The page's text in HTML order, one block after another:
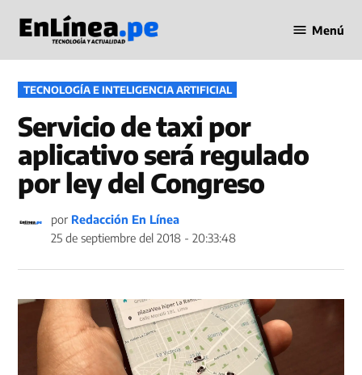
contenido
en Línea
Menú
PUBLICADO
EN
TECNOLOGÍA E INTELIGENCIA ARTIFICIAL
Servicio de taxi por
aplicativo será regulado
por ley del Congreso
por Redacción En Línea
25 de septiembre del 2018 - 20:33:48